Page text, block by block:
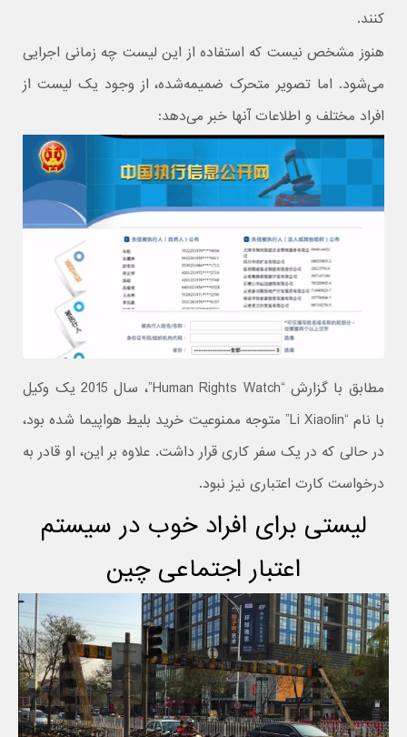
کنند.
هنوز مشخص نیست که استفاده از این لیست چه زمانی اجرایی
می‌شود. اما تصویر متحرک ضمیمه‌شده، از وجود یک لیست از
افراد مختلف و اطلاعات آنها خبر می‌دهد:
مطابق با گزارش “Human Rights Watch”، سال 2015 یک وکیل
با نام “Li Xiaolin” متوجه ممنوعیت خرید بلیط هواپیما شده بود،
در حالی که در یک سفر کاری قرار داشت. علاوه بر این، او قادر به
درخواست کارت اعتباری نیز نبود.
لیستی برای افراد خوب در سیستم
اعتبار اجتماعی چین